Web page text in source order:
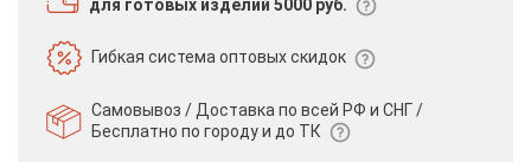
для готовых изделий 5000 руб.
Гибкая системаоптовых скидок
Самовывоз / Доставка по всей РФ и СНГ /
Бесплатно по городу и до ТК